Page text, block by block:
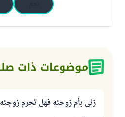
موضوعات ذات
زنى بأم زوجته فهل تحرم